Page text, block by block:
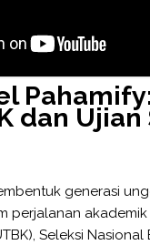
dan Ujian
generasi
perjalanan
Seleksi Nasional